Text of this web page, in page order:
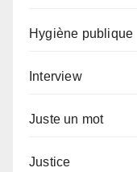
Hygiène publique
Interview
Juste un mot
Justice